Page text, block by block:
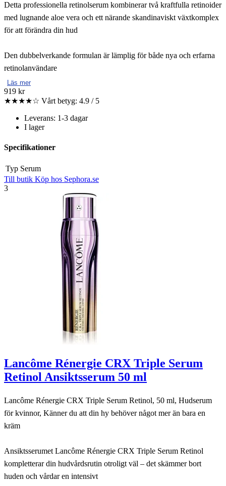
Detta professionella retinolserum kombinerar två kraftfulla retinoider
med lugnande aloe vera och ett närande skandinaviskt växtkomplex
för att förändra din hud
Den dubbelverkande formulan är lämplig för både nya och erfarna
retinolanvändare
Läs mer
919 kr
★★★★☆ Vårt betyg: 4.9 / 5
Leverans: 1-3 dagar
I lager
Specifikationer
Typ Serum
Till butik Köp hos Sephora.se
3
Lancôme Rénergie CRX Triple Serum
Retinol Ansiktsserum 50 ml
Lancôme Rénergie CRX Triple Serum Retinol, 50 ml, Hudserum
för kvinnor, Känner du att din hy behöver något mer än bara en
kräm
Ansiktsserumet Lancôme Rénergie CRX Triple Serum Retinol
kompletterar din hudvårdsrutin otroligt väl – det skämmer bort
huden och vårdar en intensivt